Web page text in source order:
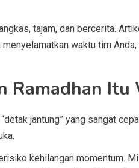
tajam, dan bercerita.
menyelamatkan waktu tim
Ramadhan Itu
jantung” yang sangat
kehilangan momentum.